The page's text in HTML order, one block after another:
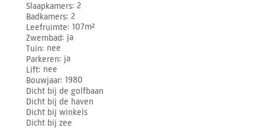
Slaapkamers 2
Badkamers 2
Leefruimte 107m²
Zwembad ja
Tuin nee
Parkeren ja
Lift nee
Bouwjaar 1980
Dicht bij de golfbaan
Dicht bij de haven
Dicht bij winkels
Dicht bij zee